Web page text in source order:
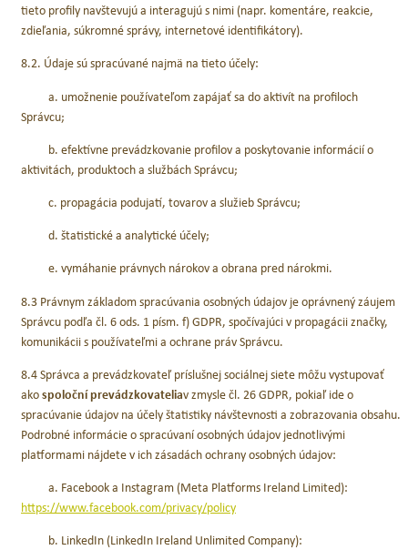
tieto profily navštevujú a interagujú s nimi (napr. komentáre, reakcie,
zdieľania, súkromné správy, internetové identifikátory).
8.2. Údaje sú spracúvané najmä na tieto účely:
a. umožnenie používateľom zapájať sa do aktivít na profiloch
Správcu;
b. efektívne prevádzkovanie profilov a poskytovanie informácií o
aktivitách, produktoch a službách Správcu;
c. propagácia podujatí, tovarov a služieb Správcu;
d. štatistické a analytické účely;
e. vymáhanie právnych nárokov a obrana pred nárokmi.
8.3 Právnym základom spracúvania osobných údajov je oprávnený záujem
Správcu podľa čl. 6 ods. 1 písm. f) GDPR, spočívajúci v propagácii značky,
komunikácii s používateľmi a ochrane práv Správcu.
8.4 Správca a prevádzkovateľ príslušnej sociálnej siete môžu vystupovať
akospoloční prevádzkovateliav zmysle čl. 26 GDPR, pokiaľ ide o
spracúvanie údajov na účely štatistiky návštevnosti a zobrazovania obsahu.
Podrobné informácie o spracúvaní osobných údajov jednotlivými
platformami nájdete v ich zásadách ochrany osobných údajov:
a. Facebook a Instagram (Meta Platforms Ireland Limited):
https://www.facebook.com/privacy/policy
b. LinkedIn (LinkedIn Ireland Unlimited Company):